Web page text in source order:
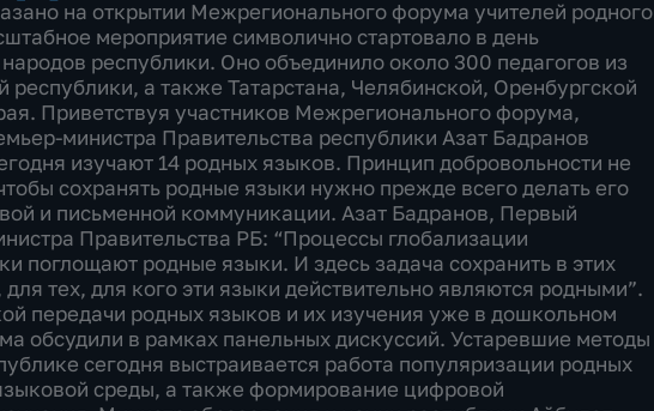
на открытии Межрегионального форума учителей родного
мероприятие символично стартовало в день
республики. Оно объединило около 300 педагогов из
республики, а также Татарстана, Челябинской, Оренбургской
Приветствуя участников Межрегионального форума,
министра Правительства республики Азат Бадранов
изучают 14 родных языков. Принцип добровольности не
сохранять родные языки нужно прежде всего делать его
и письменной коммуникации. Азат Бадранов, Первый
Правительства РБ: “Процессы глобализации
поглощают родные языки. И здесь задача сохранить в этих
тех, для кого эти языки действительно являются родными”.
передачи родных языков и их изучения уже в дошкольном
обсудили в рамках панельных дискуссий. Устаревшие методы
сегодня выстраивается работа популяризации родных
среды, а также формирование цифровой